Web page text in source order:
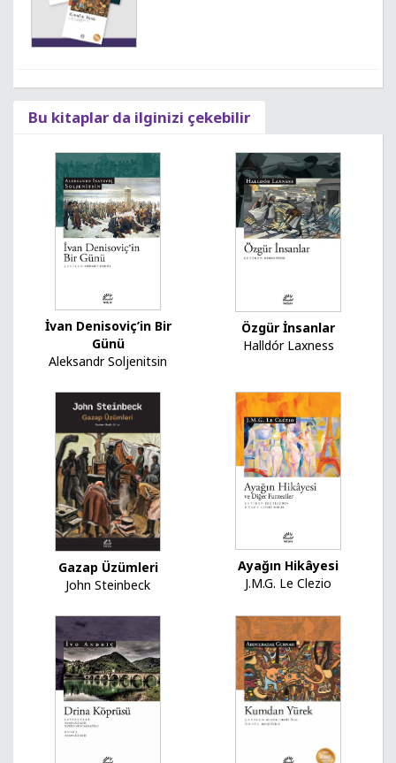
Bu kitaplar da ilginizi çekebilir
İvan Denisoviç’in Bir
Günü
Aleksandr Soljenitsin
Özgür İnsanlar
Halldór Laxness
Gazap Üzümleri
John Steinbeck
Ayağın Hikâyesi
J.M.G. Le Clezio